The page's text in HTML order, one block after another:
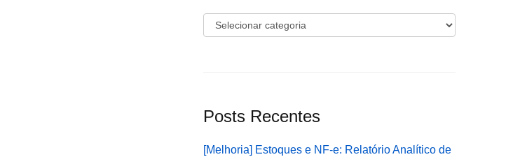
Categorias
Posts Recentes
[Melhoria] Estoques e NF-e: Relatório Analítico de